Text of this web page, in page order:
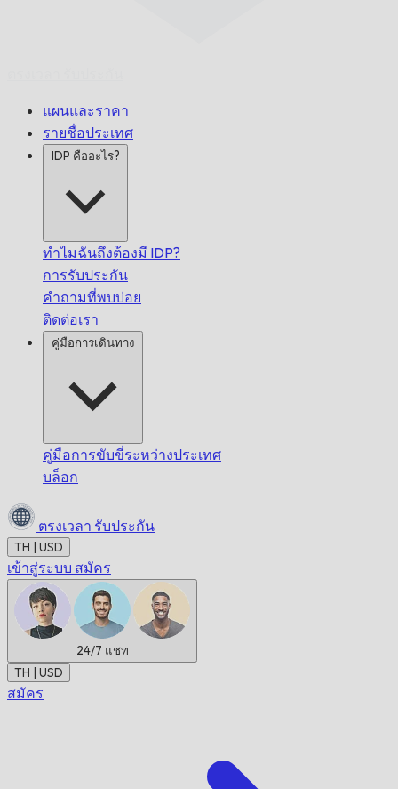
แผนและราคา
รายชื่อประเทศ
IDP คืออะไร?
ทำไมฉันถึงต้องมี IDP?
การรับประกัน
คำถามที่พบบ่อย
ติดต่อเรา
คู่มือการเดินทาง
คู่มือการขับขี่ระหว่างประเทศ
บล็อก
ตรงเวลา รับประกัน
TH | USD
เข้าสู่ระบบ สมัคร
24/7 แชท
TH | USD
สมัคร